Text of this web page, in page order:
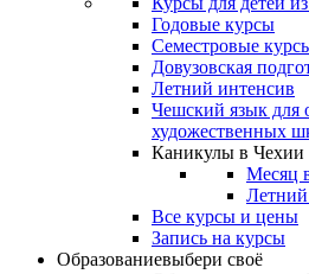
Годовые курсы
Семестровые
Довузовская
Летний интенсив
Чешский язык для
художественных
Каникулы в Чехии
Месяц
Все курсы и цены
Запись на курсы
Образованиевыбери своё